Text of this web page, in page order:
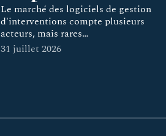
Le marché des logiciels de gestion
d'interventions compte plusieurs
acteurs, mais rares…
31 juillet 2026